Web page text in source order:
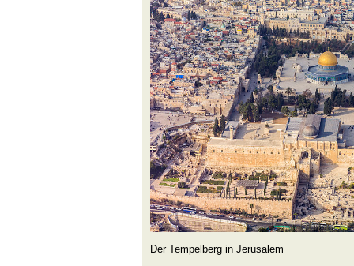
Der Tempelberg in Jerusalem